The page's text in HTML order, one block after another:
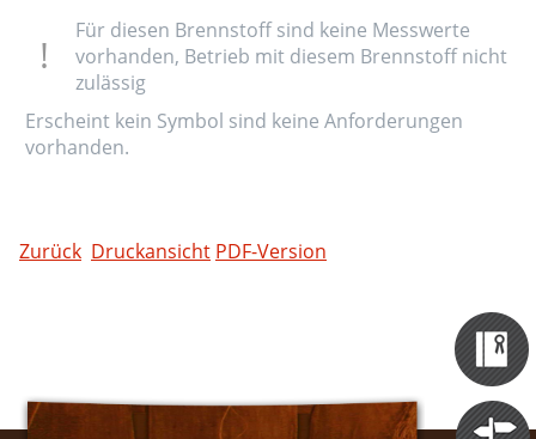
Themen
Portale
Für diesen Brennstoff sind keine Messwerte
vorhanden, Betrieb mit diesem Brennstoff nicht
zulässig
Erscheint kein Symbol sind keine Anforderungen
vorhanden.
Zurück Druckansicht PDF-Version